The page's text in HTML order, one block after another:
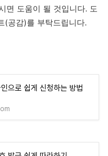
면 도움이 될 것입니다. 도
(공감)를 부탁드립니다.
으로 쉽게 신청하는 방법